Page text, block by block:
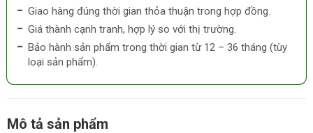
Giao hàng đúng thời gian thỏa thuận trong hợp đồng.
Giá thành cạnh tranh, hợp lý so với thị trường.
Bảo hành sản phẩm trong thời gian từ 12 – 36 tháng (tùy
loại sản phẩm).
Mô tả sản phẩm